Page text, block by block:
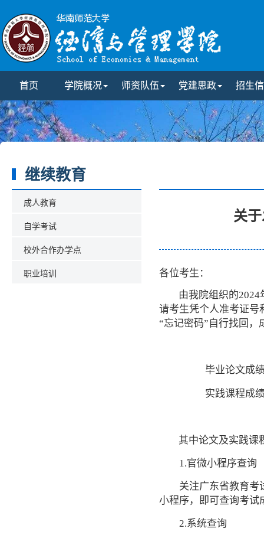
首页 学院概况 师资队伍 党建思政 招生
继续教育
成人教育
自学考试
校外合作办学点
职业培训
关
各位考生：
由我院组织的2024
请考生凭个人准考证号
“忘记密码”自行找回，
毕业论文成
实践课程成
其中论文及实践课
1.官微小程序查询
关注广东省教育考
小程序，即可查询考试
2.系统查询